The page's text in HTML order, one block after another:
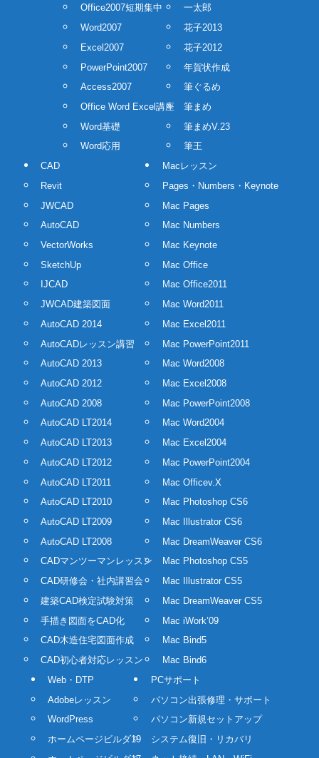
Office2007短期集中
Word2007
Excel2007
PowerPoint2007
Access2007
Office Word Excel講座
Word基礎
Word応用
一太郎
花子2013
花子2012
年賀状作成
筆ぐるめ
筆まめ
筆まめV.23
筆王
CAD
Revit
JWCAD
AutoCAD
VectorWorks
SketchUp
IJCAD
JWCAD建築図面
AutoCAD 2014
AutoCADレッスン講習
AutoCAD 2013
AutoCAD 2012
AutoCAD 2008
AutoCAD LT2014
AutoCAD LT2013
AutoCAD LT2012
AutoCAD LT2011
AutoCAD LT2010
AutoCAD LT2009
AutoCAD LT2008
CADマンツーマンレッスン
CAD研修会・社内講習会
建築CAD検定試験対策
手描き図面をCAD化
CAD木造住宅図面作成
CAD初心者対応レッスン
Macレッスン
Pages・Numbers・Keynote
Mac Pages
Mac Numbers
Mac Keynote
Mac Office
Mac Office2011
Mac Word2011
Mac Excel2011
Mac PowerPoint2011
Mac Word2008
Mac Excel2008
Mac PowerPoint2008
Mac Word2004
Mac Excel2004
Mac PowerPoint2004
Mac Officev.X
Mac Photoshop CS6
Mac Illustrator CS6
Mac DreamWeaver CS6
Mac Photoshop CS5
Mac Illustrator CS5
Mac DreamWeaver CS5
Mac iWork’09
Mac Bind5
Mac Bind6
Web・DTP
Adobeレッスン
WordPress
ホームページビルダ19
PCサポート
パソコン出張修理・サポート
パソコン新規セットアップ
システム復旧・リカバリ